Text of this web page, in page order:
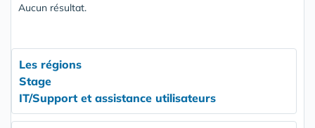
Aucun résultat.
Les régions
Stage
IT/Support et assistance utilisateurs